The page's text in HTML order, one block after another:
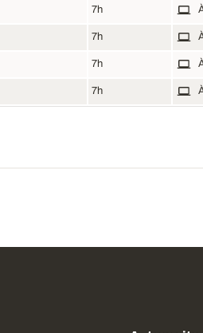
7h
7h
7h
7h